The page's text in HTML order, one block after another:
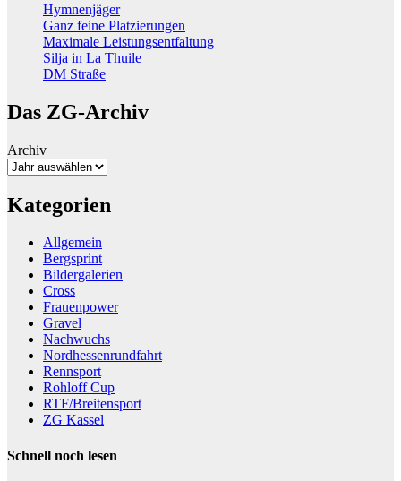
Hymnenjäger
Ganz feine Platzierungen
Maximale Leistungsentfaltung
Silja in La Thuile
DM Straße
Das ZG-Archiv
Archiv
Kategorien
Allgemein
Bergsprint
Bildergalerien
Cross
Frauenpower
Gravel
Nachwuchs
Nordhessenrundfahrt
Rennsport
Rohloff Cup
RTF/Breitensport
ZG Kassel
Schnell noch lesen